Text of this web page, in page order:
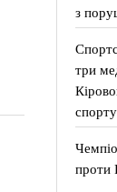
з
три
спорту
проти